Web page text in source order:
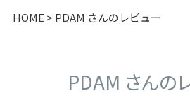
HOME PDAM さんのレビュー
PDAM さんの